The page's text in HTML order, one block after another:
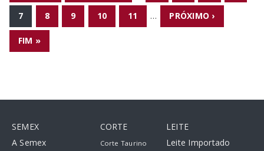
7 8 9 10 11 … PRÓXIMO ›
FIM »
SEMEX
A Semex
CORTE
Corte Taurino
LEITE
Leite Importado